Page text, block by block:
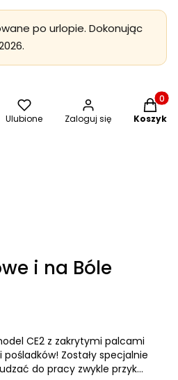
po urlopie. Dokonując
Ulubione Zaloguj się Koszyk
i na Bóle
CE2 z zakrytymi palcami
Zostały specjalnie
do pracy zwykle przyk...